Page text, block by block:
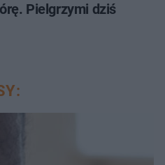
Pielgrzymi dziś